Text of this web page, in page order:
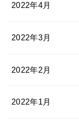
2022年4月
2022年3月
2022年2月
2022年1月